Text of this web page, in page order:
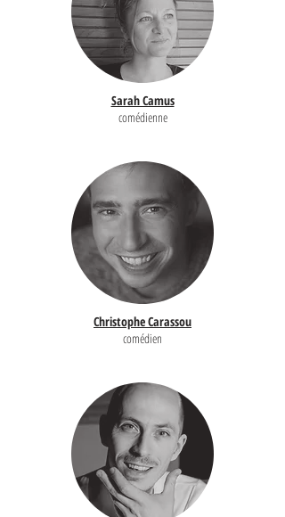
Sarah Camus
comédienne
Christophe Carassou
comédien